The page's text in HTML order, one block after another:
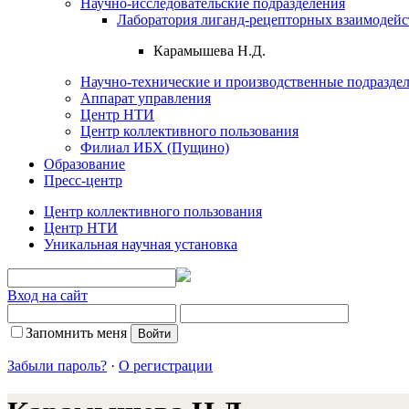
Лаборатория лиганд-рецепторных
Карамышева Н.Д.
Научно-технические и производственные
Аппарат управления
Центр НТИ
Центр коллективного пользования
Филиал ИБХ (Пущино)
Образование
Пресс-центр
Центр коллективного пользования
Центр НТИ
Уникальная научная установка
Вход на сайт
Запомнить меня
Забыли пароль? · О регистрации